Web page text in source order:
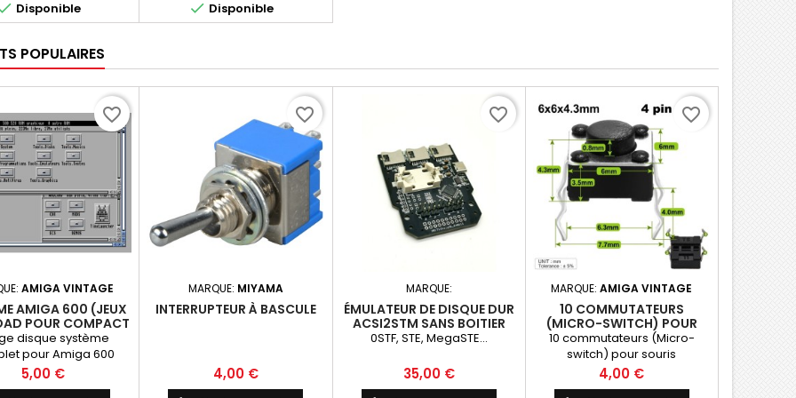
Disponible  Disponible
POPULAIRES
AMIGA VINTAGE
AMIGA 600 (JEUX
POUR COMPACT
OU DISQUE DUR
4GO)
disque système
pour Amiga 600
Prix
5,00 €
favorite_border
MARQUE: MIYAMA
INTERRUPTEUR À BASCULE
Prix
4,00 €
favorite_border
MARQUE:
ÉMULATEUR DE DISQUE DUR
ACSI2STM SANS BOITIER
0STF, STE, MegaSTE...
Prix
35,00 €
favorite_border
MARQUE:AMIGA VINTAGE
10 COMMUTATEURS
(MICRO-SWITCH) POUR
SOURIS
10 commutateurs (Micro-
switch) pour souris
Prix
4,00 €
favorite_border